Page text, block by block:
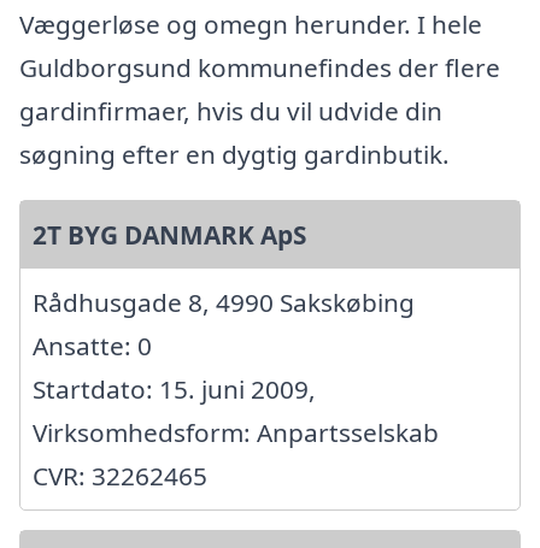
Væggerløse og omegn herunder. I hele
Guldborgsund kommunefindes der flere
gardinfirmaer, hvis du vil udvide din
søgning efter en dygtig gardinbutik.
2T BYG DANMARK ApS
Rådhusgade 8, 4990 Sakskøbing
Ansatte: 0
Startdato: 15. juni 2009,
Virksomhedsform: Anpartsselskab
CVR: 32262465